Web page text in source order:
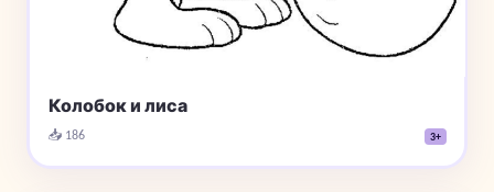
Колобок и лиса
📥 186 3+